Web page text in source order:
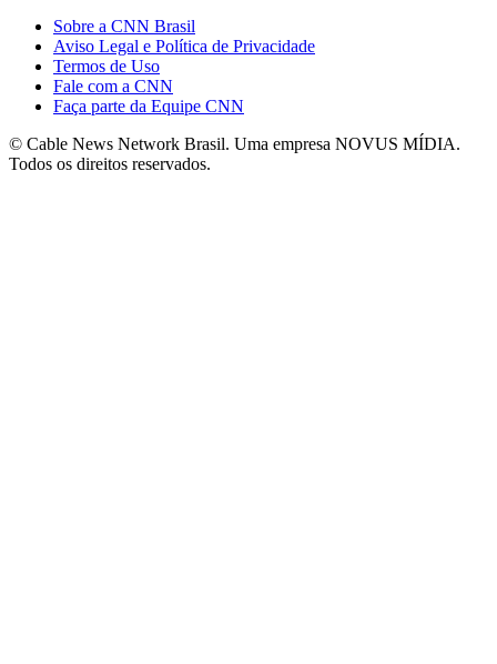
Sobre a CNN Brasil
Aviso Legal e Política de Privacidade
Termos de Uso
Fale com a CNN
Faça parte da Equipe CNN
© Cable News Network Brasil. Uma empresa NOVUS MÍDIA.
Todos os direitos reservados.